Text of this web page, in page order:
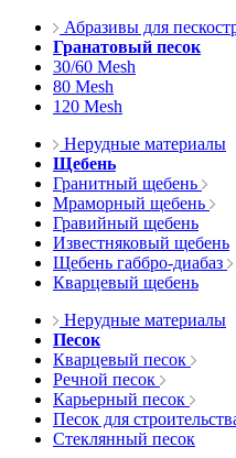
Абразивы для
Гранатовый песок
30/60 Mesh
80 Mesh
120 Mesh
Нерудные материалы
Щебень
Гранитный щебень
Мраморный щебень
Гравийный щебень
Известняковый щебень
Щебень габбро-диабаз
Кварцевый щебень
Нерудные материалы
Песок
Кварцевый песок
Речной песок
Карьерный песок
Песок для
Стеклянный песок